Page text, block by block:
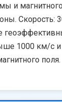
и
Скорость:
1000 км/с
поля.